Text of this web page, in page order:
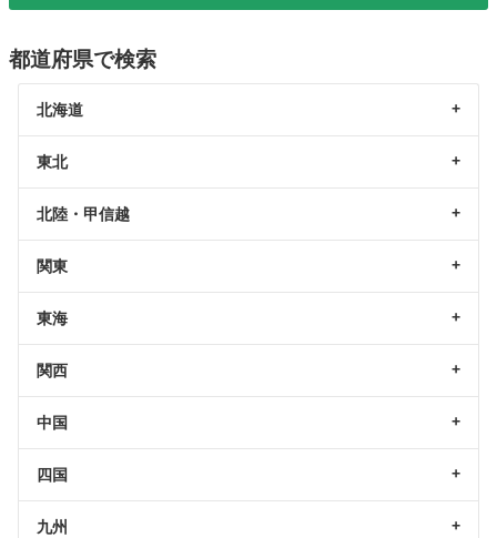
都道府県で検索
北海道
東北
北陸・甲信越
関東
東海
関西
中国
四国
九州